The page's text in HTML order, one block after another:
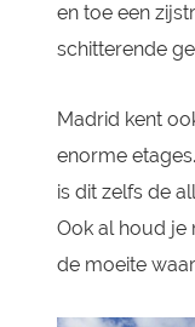
en toe een
schitterende
Madrid kent
enorme
is dit zelfs de
Ook al houd je
de moeite